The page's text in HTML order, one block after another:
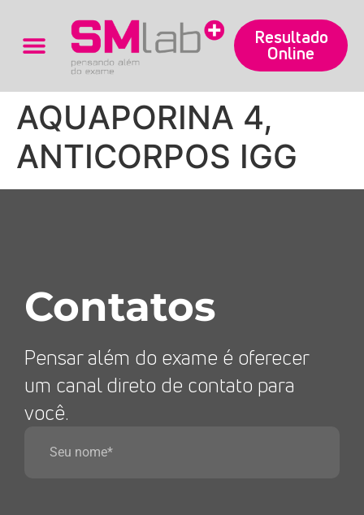
Resultado
Online
AQUAPORINA 4,
ANTICORPOS IGG
Contatos
Pensar além do exame é oferecer
um canal direto de contato para
você.